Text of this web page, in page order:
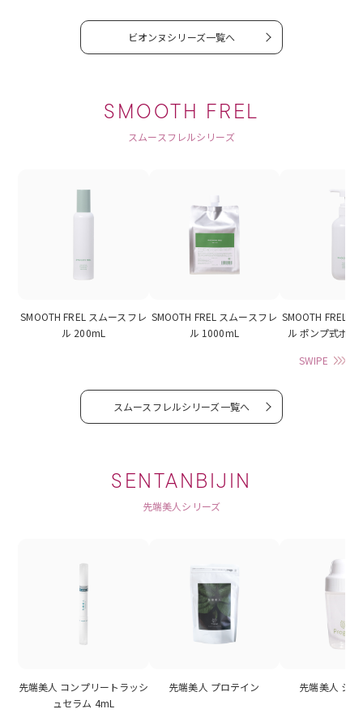
ビオンヌシリーズ一覧へ
SMOOTH FREL
スムースフレルシリーズ
SMOOTH FREL スムースフレ
ル 200mL
SMOOTH FREL スムースフレ
ル 1000mL
SMOOTH FREL
ル ポンプ式ボト
SWIPE
スムースフレルシリーズ一覧へ
SENTANBIJIN
先端美人シリーズ
先端美人 コンプリートラッシ
ュセラム 4mL
先端美人 プロテイン 先端美人 シ